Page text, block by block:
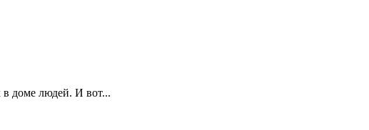
в доме людей. И вот...